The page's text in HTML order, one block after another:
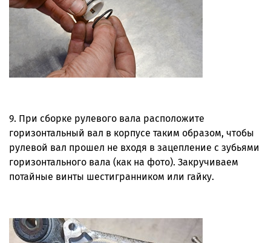
9. При сборке рулевого вала расположите
горизонтальный вал в корпусе таким образом, чтобы
рулевой вал прошел не входя в зацепление с зубьями
горизонтального вала (как на фото). Закручиваем
потайные винты шестигранником или гайку.